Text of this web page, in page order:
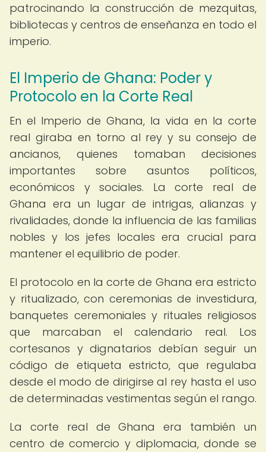
patrocinando la construcción de mezquitas,
bibliotecas y centros de enseñanza en todo el
imperio.
El Imperio de Ghana: Poder y
Protocolo en la Corte Real
En el Imperio de Ghana, la vida en la corte
real giraba en torno al rey y su consejo de
ancianos, quienes tomaban decisiones
importantes sobre asuntos políticos,
económicos y sociales. La corte real de
Ghana era un lugar de intrigas, alianzas y
rivalidades, donde la influencia de las familias
nobles y los jefes locales era crucial para
mantener el equilibrio de poder.
El protocolo en la corte de Ghana era estricto
y ritualizado, con ceremonias de investidura,
banquetes ceremoniales y rituales religiosos
que marcaban el calendario real. Los
cortesanos y dignatarios debían seguir un
código de etiqueta estricto, que regulaba
desde el modo de dirigirse al rey hasta el uso
de determinadas vestimentas según el rango.
La corte real de Ghana era también un
centro de comercio y diplomacia, donde se